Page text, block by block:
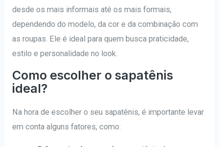
desde os mais informais até os mais formais,
dependendo do modelo, da cor e da combinação com
as roupas. Ele é ideal para quem busca praticidade,
estilo e personalidade no look.
Como escolher o sapatênis
ideal?
Na hora de escolher o seu sapatênis, é importante levar
em conta alguns fatores, como: